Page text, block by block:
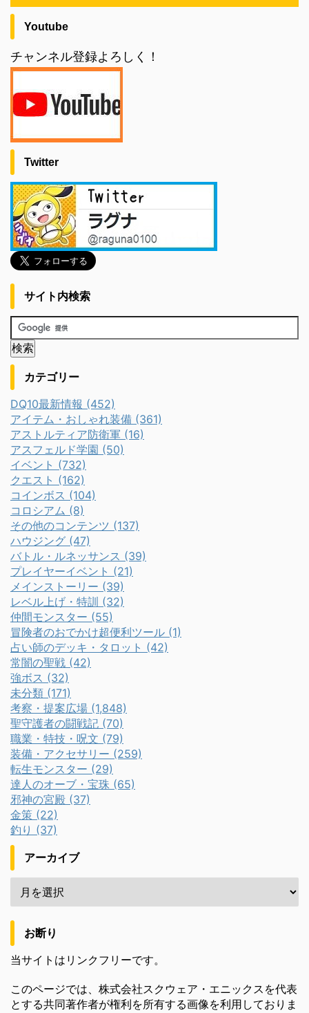
Youtube
チャンネル登録よろしく！
Twitter
サイト内検索
カテゴリー
DQ10最新情報 (452)
アイテム・おしゃれ装備 (361)
アストルティア防衛軍 (16)
アスフェルド学園 (50)
イベント (732)
クエスト (162)
コインボス (104)
コロシアム (8)
その他のコンテンツ (137)
ハウジング (47)
バトル・ルネッサンス (39)
プレイヤーイベント (21)
メインストーリー (39)
レベル上げ・特訓 (32)
仲間モンスター (55)
冒険者のおでかけ超便利ツール (1)
占い師のデッキ・タロット (42)
常闇の聖戦 (42)
強ボス (32)
未分類 (171)
考察・提案広場 (1,848)
聖守護者の闘戦記 (70)
職業・特技・呪文 (79)
装備・アクセサリー (259)
転生モンスター (29)
達人のオーブ・宝珠 (65)
邪神の宮殿 (37)
金策 (22)
釣り (37)
アーカイブ
お断り
当サイトはリンクフリーです。
このページでは、株式会社スクウェア・エニックスを代表
とする共同著作者が権利を所有する画像を利用しておりま